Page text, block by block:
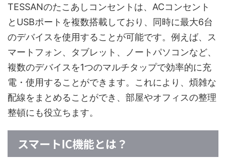
TESSANのたこあしコンセントは、ACコンセント
とUSBポートを複数搭載しており、同時に最大6台
のデバイスを使用することが可能です。例えば、ス
マートフォン、タブレット、ノートパソコンなど、
複数のデバイスを1つのマルチタップで効率的に充
電・使用することができます。これにより、煩雑な
配線をまとめることができ、部屋やオフィスの整理
整頓にも役立ちます。
スマートIC機能とは？